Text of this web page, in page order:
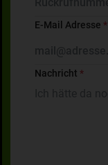
E-Mail Adresse *
Nachricht *